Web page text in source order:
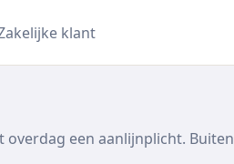
klant
een aanlijnplicht.